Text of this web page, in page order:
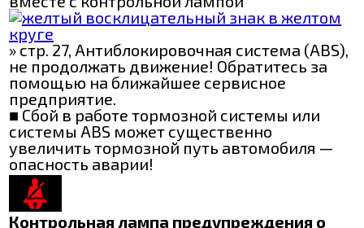
» стр. 27, Антиблокировочная система (ABS),
не продолжать движение! Обратитесь за
помощью на ближайшее сервисное
предприятие.
■ Сбой в работе тормозной системы или
системы ABS может существенно
увеличить тормозной путь автомобиля —
опасность аварии!
Контрольная лампа предупреждения о